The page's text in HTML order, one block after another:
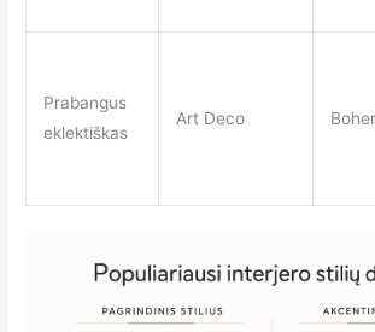
Prabangus
eklektiškas
Art Deco